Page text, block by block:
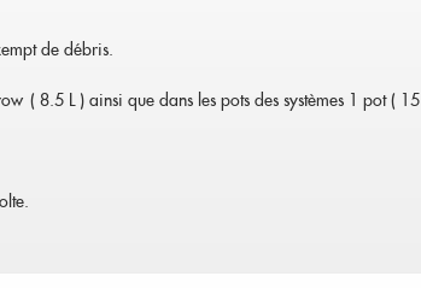
de débris.
( 8.5 L ) ainsi que dans les pots des systèmes 1 pot (